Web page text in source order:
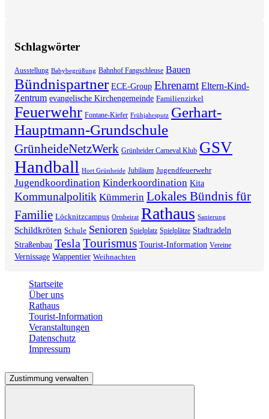
Schlagwörter
Ausstellung Babybegrüßung Bahnhof Fangschleuse Bauen
Bündnispartner ECE-Group Ehrenamt Eltern-Kind-
Zentrum evangelische Kirchengemeinde Familienzirkel
Feuerwehr Fontane-Kiefer Frühjahrsputz Gerhart-
Hauptmann-Grundschule
GrünheideNetzWerk Grünheider Carneval Klub GSV
Handball Hort Grünheide Jubiläum Jugendfeuerwehr
Jugendkoordination Kinderkoordination Kita
Kommunalpolitik Kümmerin Lokales Bündnis für
Familie Löcknitzcampus Ortsbeirat Rathaus Sanierung
Schildkröten Schule Senioren Spielplatz Spielplätze Stadtradeln
Straßenbau Tesla Tourismus Tourist-Information Vereine
Vernissage Wappentier Weihnachten
Startseite
Über uns
Rathaus
Tourist-Information
Veranstaltungen
Datenschutz
Impressum
Zustimmung verwalten